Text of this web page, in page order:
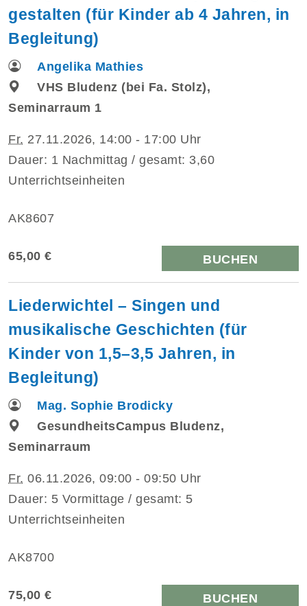
gestalten (für Kinder ab 4 Jahren, in
Begleitung)
Angelika Mathies
VHS Bludenz (bei Fa. Stolz),
Seminarraum 1
Fr. 27.11.2026, 14:00 - 17:00 Uhr
Dauer: 1 Nachmittag / gesamt: 3,60
Unterrichtseinheiten
AK8607
65,00 € BUCHEN
Liederwichtel – Singen und
musikalische Geschichten (für
Kinder von 1,5–3,5 Jahren, in
Begleitung)
Mag. Sophie Brodicky
GesundheitsCampus Bludenz,
Seminarraum
Fr. 06.11.2026, 09:00 - 09:50 Uhr
Dauer: 5 Vormittage / gesamt: 5
Unterrichtseinheiten
AK8700
75,00 € BUCHEN